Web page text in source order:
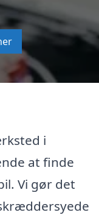
i
at finde
Vi gør det